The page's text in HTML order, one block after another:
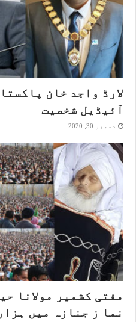
لارڈ واجد خان
آئیڈیل شخصیت
دسمبر 30, 2020
مفتی کشمیر مولانا
نما ز جنازہ میں